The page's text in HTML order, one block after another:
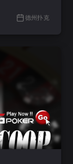
德州扑克